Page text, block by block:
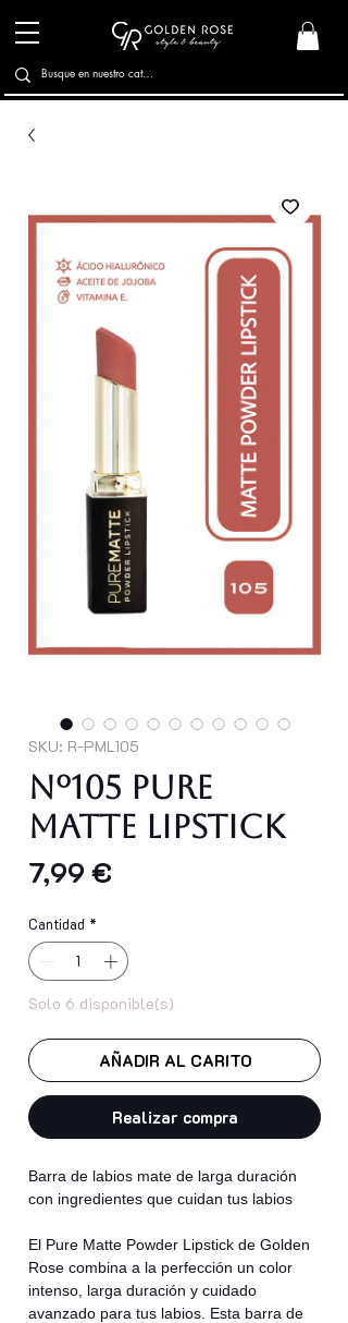
SKU: R-PML105
Nº105 PURE
MATTE LIPSTICK
7,99 €
Cantidad *
Solo 6 disponible(s)
AÑADIR AL CARITO
Realizar compra
Barra de labios mate de larga duración
con ingredientes que cuidan tus labios
El Pure Matte Powder Lipstick de Golden
Rose combina a la perfección un color
intenso, larga duración y cuidado
avanzado para tus labios. Esta barra de